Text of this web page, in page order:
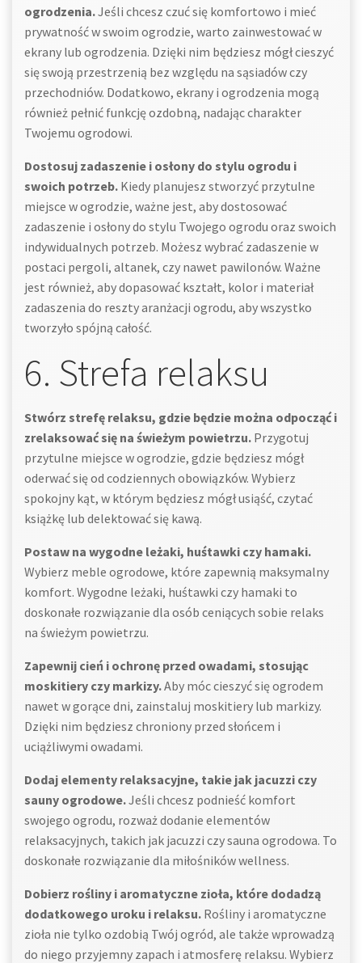
ogrodzenia.Jeśli chcesz czuć się komfortowo i mieć
prywatność w swoim ogrodzie, warto zainwestować w
ekrany lub ogrodzenia. Dzięki nim będziesz mógł cieszyć
się swoją przestrzenią bez względu na sąsiadów czy
przechodniów. Dodatkowo, ekrany i ogrodzenia mogą
również pełnić funkcję ozdobną, nadając charakter
Twojemu ogrodowi.
Dostosuj zadaszenie i osłony do stylu ogrodu i
swoich potrzeb. Kiedy planujesz stworzyć przytulne
miejsce w ogrodzie, ważne jest, aby dostosować
zadaszenie i osłony do stylu Twojego ogrodu oraz swoich
indywidualnych potrzeb. Możesz wybrać zadaszenie w
postaci pergoli, altanek, czy nawet pawilonów. Ważne
jest również, aby dopasować kształt, kolor i materiał
zadaszenia do reszty aranżacji ogrodu, aby wszystko
tworzyło spójną całość.
6. Strefa relaksu
Stwórz strefę relaksu, gdzie będzie można odpocząć i
zrelaksować się na świeżym powietrzu. Przygotuj
przytulne miejsce w ogrodzie, gdzie będziesz mógł
oderwać się od codziennych obowiązków. Wybierz
spokojny kąt, w którym będziesz mógł usiąść, czytać
książkę lub delektować się kawą.
Postaw na wygodne leżaki, huśtawki czy hamaki.
Wybierz meble ogrodowe, które zapewnią maksymalny
komfort. Wygodne leżaki, huśtawki czy hamaki to
doskonałe rozwiązanie dla osób ceniących sobie relaks
na świeżym powietrzu.
Zapewnij cień i ochronę przed owadami, stosując
moskitiery czy markizy.Aby móc cieszyć się ogrodem
nawet w gorące dni, zainstaluj moskitiery lub markizy.
Dzięki nim będziesz chroniony przed słońcem i
uciążliwymi owadami.
Dodaj elementy relaksacyjne, takie jak jacuzzi czy
sauny ogrodowe.Jeśli chcesz podnieść komfort
swojego ogrodu, rozważ dodanie elementów
relaksacyjnych, takich jak jacuzzi czy sauna ogrodowa. To
doskonałe rozwiązanie dla miłośników wellness.
Dobierz rośliny i aromatyczne zioła, które dodadzą
dodatkowego uroku i relaksu. Rośliny i aromatyczne
zioła nie tylko ozdobią Twój ogród, ale także wprowadzą
do niego przyjemny zapach i atmosferę relaksu. Wybierz